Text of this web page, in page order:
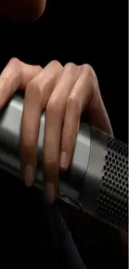
ve çeşitli
Ergonomik
sonuçlar sunar.
Makinesi
tasarımıyla hızlı ve
ve hafif yapısıyla
Makinesi: Güçlü
performansı,
saç bakımını
ile saçlarınız